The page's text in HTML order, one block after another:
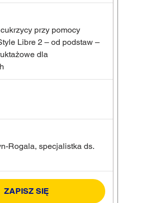
przy pomocy
Libre 2 – od podstaw –
dla
Rogala, specjalistka ds.
ZAPISZ SIĘ